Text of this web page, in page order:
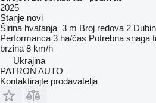
2025
Stanje novi
Širina hvatanja 3 m Broj redova 2
Performanca 3 ha/čas Potrebna snaga
brzina 8 km/h
Ukrajina
PATRON AUTO
Kontaktirajte prodavatelja